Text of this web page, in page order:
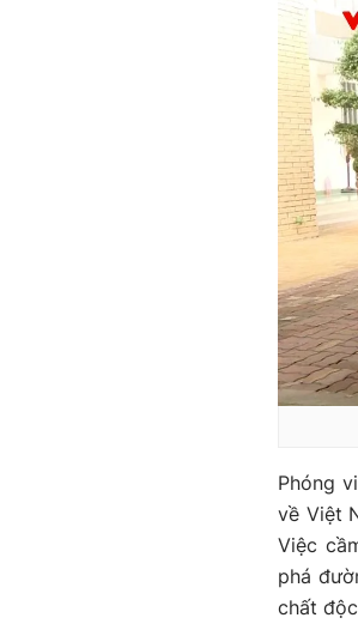
Phóng
về Việt
Việc
phá
chất